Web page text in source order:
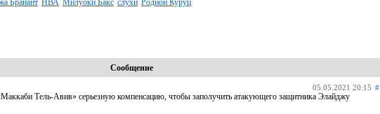
Брайант НВА Милуоки Бакс слухи Родион Куруц
Сообщение
05.05.2021 20:15 #
Тель-Авив» серьезную компенсацию, чтобы заполучить атакующего защитника Элайджу